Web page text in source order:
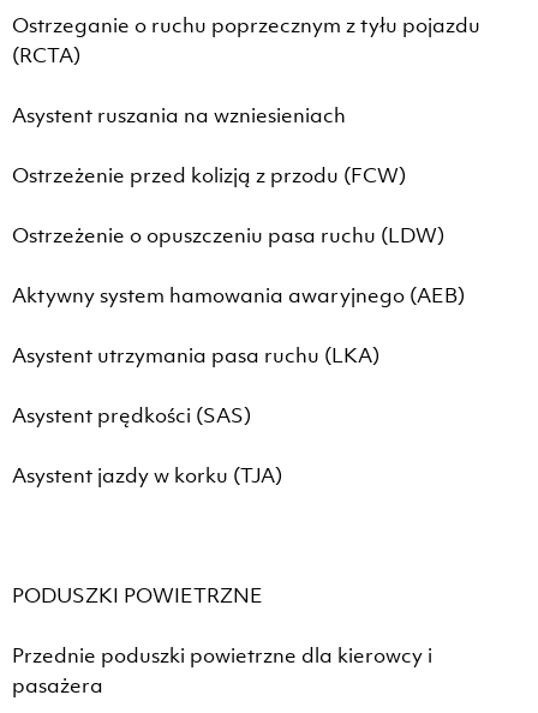
Ostrzeganie o ruchu poprzecznym z tyłu pojazdu
(RCTA)
Asystent ruszania na wzniesieniach
Ostrzeżenie przed kolizją z przodu (FCW)
Ostrzeżenie o opuszczeniu pasa ruchu (LDW)
Aktywny system hamowania awaryjnego (AEB)
Asystent utrzymania pasa ruchu (LKA)
Asystent prędkości (SAS)
Asystent jazdy w korku (TJA)
PODUSZKI POWIETRZNE
Przednie poduszki powietrzne dla kierowcy i
pasażera